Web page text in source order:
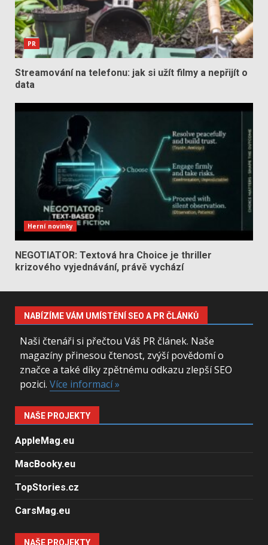
PR
Streamování na telefonu: jak si užít filmy a nepřijít o
data
Herní novinky
NEGOTIATOR: Textová hra Choice je thriller
krizového vyjednávání, právě vychází
NABÍZÍME VÁM UMÍSTĚNÍ SEO A PR ČLÁNKŮ
Naši čtenáři si přečtou Váš PR článek. Naše
magazíny přinesou čtenost, zvýší povědomí o
značce a také díky zpětnému odkazu zlepší SEO
pozici. Více informací »
NAŠE PROJEKTY
AppleMag.eu
MacBooky.eu
TopStories.cz
CarsMag.eu
NAŠE PROJEKTY